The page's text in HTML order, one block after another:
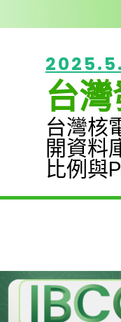
台
台灣核
開資料
比例與